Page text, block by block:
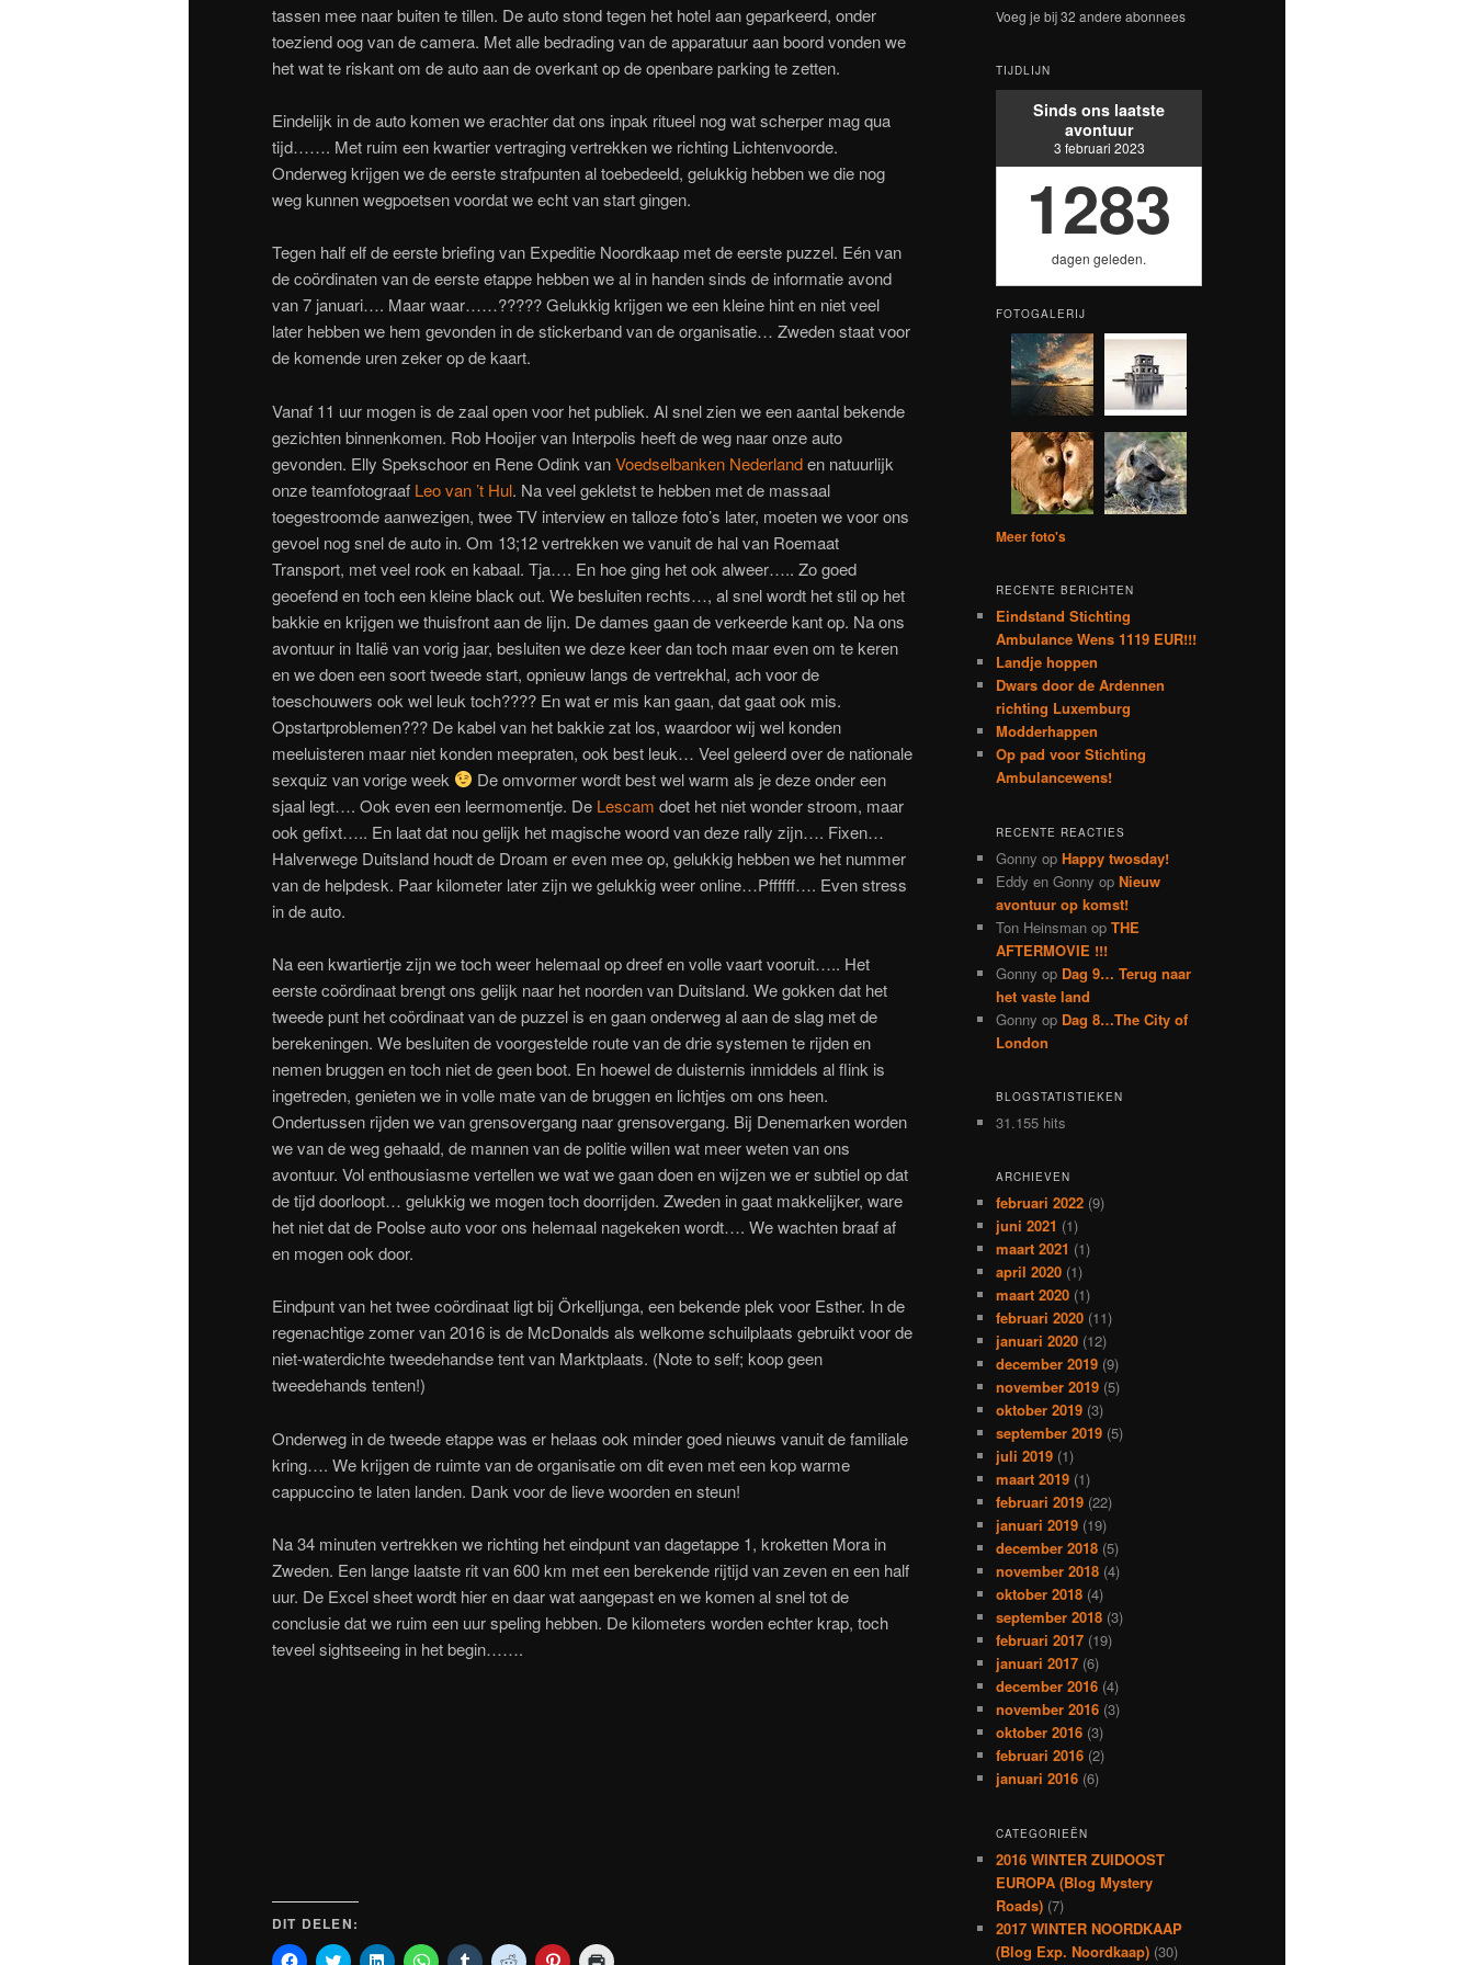
tassen mee naar buiten te tillen. De auto stond tegen het hotel aan geparkeerd, onder
toeziend oog van de camera. Met alle bedrading van de apparatuur aan boord vonden we
het wat te riskant om de auto aan de overkant op de openbare parking te zetten.
Eindelijk in de auto komen we erachter dat ons inpak ritueel nog wat scherper mag qua
tijd……. Met ruim een kwartier vertraging vertrekken we richting Lichtenvoorde.
Onderweg krijgen we de eerste strafpunten al toebedeeld, gelukkig hebben we die nog
weg kunnen wegpoetsen voordat we echt van start gingen.
Tegen half elf de eerste briefing van Expeditie Noordkaap met de eerste puzzel. Eén van
de coördinaten van de eerste etappe hebben we al in handen sinds de informatie avond
van 7 januari…. Maar waar……????? Gelukkig krijgen we een kleine hint en niet veel
later hebben we hem gevonden in de stickerband van de organisatie… Zweden staat voor
de komende uren zeker op de kaart.
Vanaf 11 uur mogen is de zaal open voor het publiek. Al snel zien we een aantal bekende
gezichten binnenkomen. Rob Hooijer van Interpolis heeft de weg naar onze auto
gevonden. Elly Spekschoor en Rene Odink vanVoedselbanken Nederlanden natuurlijk
onze teamfotograaf Leo van ’t Hul. Na veel gekletst te hebben met de massaal
toegestroomde aanwezigen, twee TV interview en talloze foto’s later, moeten we voor ons
gevoel nog snel de auto in. Om 13;12 vertrekken we vanuit de hal van Roemaat
Transport, met veel rook en kabaal. Tja…. En hoe ging het ook alweer….. Zo goed
geoefend en toch een kleine black out. We besluiten rechts…, al snel wordt het stil op het
bakkie en krijgen we thuisfront aan de lijn. De dames gaan de verkeerde kant op. Na ons
avontuur in Italië van vorig jaar, besluiten we deze keer dan toch maar even om te keren
en we doen een soort tweede start, opnieuw langs de vertrekhal, ach voor de
toeschouwers ook wel leuk toch???? En wat er mis kan gaan, dat gaat ook mis.
Opstartproblemen??? De kabel van het bakkie zat los, waardoor wij wel konden
meeluisteren maar niet konden meepraten, ook best leuk… Veel geleerd over de nationale
sexquiz van vorige week
De omvormer wordt best wel warm als je deze onder een
sjaal legt…. Ook even een leermomentje. De Lescam doet het niet wonder stroom, maar
ook gefixt….. En laat dat nou gelijk het magische woord van deze rally zijn…. Fixen…
Halverwege Duitsland houdt de Droam er even mee op, gelukkig hebben we het nummer
van de helpdesk. Paar kilometer later zijn we gelukkig weer online…Pffffff…. Even stress
in de auto.
Na een kwartiertje zijn we toch weer helemaal op dreef en volle vaart vooruit….. Het
eerste coördinaat brengt ons gelijk naar het noorden van Duitsland. We gokken dat het
tweede punt het coördinaat van de puzzel is en gaan onderweg al aan de slag met de
berekeningen. We besluiten de voorgestelde route van de drie systemen te rijden en
nemen bruggen en toch niet de geen boot. En hoewel de duisternis inmiddels al flink is
ingetreden, genieten we in volle mate van de bruggen en lichtjes om ons heen.
Ondertussen rijden we van grensovergang naar grensovergang. Bij Denemarken worden
we van de weg gehaald, de mannen van de politie willen wat meer weten van ons
avontuur. Vol enthousiasme vertellen we wat we gaan doen en wijzen we er subtiel op dat
de tijd doorloopt… gelukkig we mogen toch doorrijden. Zweden in gaat makkelijker, ware
het niet dat de Poolse auto voor ons helemaal nagekeken wordt…. We wachten braaf af
en mogen ook door.
Eindpunt van het twee coördinaat ligt bij Örkelljunga, een bekende plek voor Esther. In de
regenachtige zomer van 2016 is de McDonalds als welkome schuilplaats gebruikt voor de
niet-waterdichte tweedehandse tent van Marktplaats. (Note to self; koop geen
tweedehands tenten!)
Onderweg in de tweede etappe was er helaas ook minder goed nieuws vanuit de familiale
kring…. We krijgen de ruimte van de organisatie om dit even met een kop warme
cappuccino te laten landen. Dank voor de lieve woorden en steun!
Na 34 minuten vertrekken we richting het eindpunt van dagetappe 1, kroketten Mora in
Zweden. Een lange laatste rit van 600 km met een berekende rijtijd van zeven en een half
uur. De Excel sheet wordt hier en daar wat aangepast en we komen al snel tot de
conclusie dat we ruim een uur speling hebben. De kilometers worden echter krap, toch
teveel sightseeing in het begin…….
DIT DELEN:
Klik
Klik Klik Klik Klik Klik Klik Klik
Voeg je bij 32 andere abonnees
TIJDLIJN
Sinds ons laatste
avontuur
3 februari 2023
1283
dagen geleden.
FOTOGALERIJ
Meer foto's
RECENTE BERICHTEN
Eindstand Stichting
Ambulance Wens 1119 EUR!!!
Landje hoppen
Dwars door de Ardennen
richting Luxemburg
Modderhappen
Op pad voor Stichting
Ambulancewens!
RECENTE REACTIES
Gonny op Happy twosday!
Eddy en Gonny op Nieuw
avontuur op komst!
Ton Heinsman op THE
AFTERMOVIE !!!
Gonny op Dag 9… Terug naar
het vaste land
Gonny op Dag 8…The City of
London
BLOGSTATISTIEKEN
31.155 hits
ARCHIEVEN
februari 2022 (9)
juni 2021 (1)
maart 2021 (1)
april 2020 (1)
maart 2020 (1)
februari 2020 (11)
januari 2020 (12)
december 2019 (9)
november 2019 (5)
oktober 2019 (3)
september 2019 (5)
juli 2019 (1)
maart 2019 (1)
februari 2019 (22)
januari 2019 (19)
december 2018 (5)
november 2018 (4)
oktober 2018 (4)
september 2018 (3)
februari 2017 (19)
januari 2017 (6)
december 2016 (4)
november 2016 (3)
oktober 2016 (3)
februari 2016 (2)
januari 2016 (6)
CATEGORIEËN
2016 WINTER ZUIDOOST
EUROPA (Blog Mystery
Roads) (7)
2017 WINTER NOORDKAAP
(Blog Exp. Noordkaap) (30)